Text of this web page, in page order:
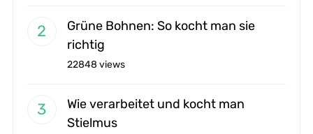
Grüne Bohnen: So kocht man sie
richtig
22848 views
Wie verarbeitet und kocht man
Stielmus